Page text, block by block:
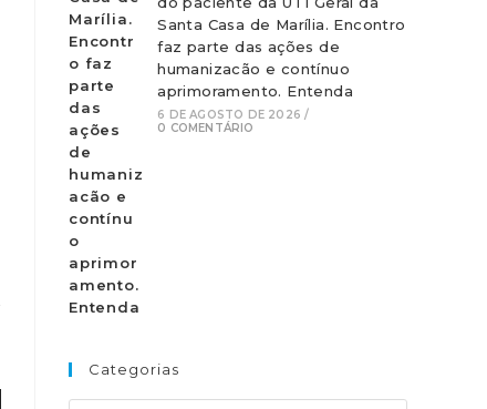
Santa Casa de Marília. Encontro
faz parte das ações de
humanizacão e contínuo
aprimoramento. Entenda
6 DE AGOSTO DE 2026 /
0 COMENTÁRIO
Categorias